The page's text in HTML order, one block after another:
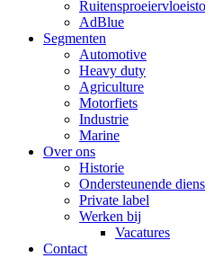
AdBlue
Segmenten
Automotive
Heavy duty
Agriculture
Motorfiets
Industrie
Marine
Over ons
Historie
Ondersteunende
Private label
Werken bij
Vacatures
Contact